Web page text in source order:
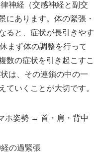
神経（交感神経と副交
にあります。体の緊張・
ると、症状が長引きやす
まず体の調整を行って
数の症状を引き起こすこ
は、その連鎖の中の一
ていくことが大切です。
ホ姿勢 → 首・肩・背中
の過緊張